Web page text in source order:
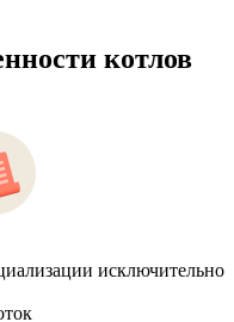
котлов
исключительно